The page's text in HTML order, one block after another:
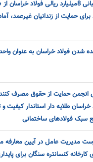
پشتیبانی 8میلیارد ریالی فولاد
برای حمایت از زندانیان غیرعمد،
شدن فولاد خراسان به عنوان
انجمن حمایت از حقوق مصرف
خراسان طلایه دار استاندار کیفیت
سبک فولادهای ساختمانی
مدیریت عامل در آیین معارفه
کارخانه کنسانتره سنگان برای